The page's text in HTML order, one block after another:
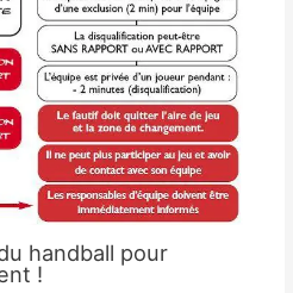
handball pour
!